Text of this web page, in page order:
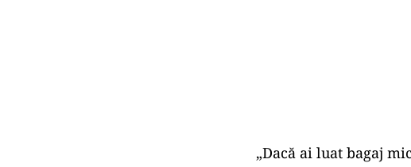
„Dacă ai luat bagaj